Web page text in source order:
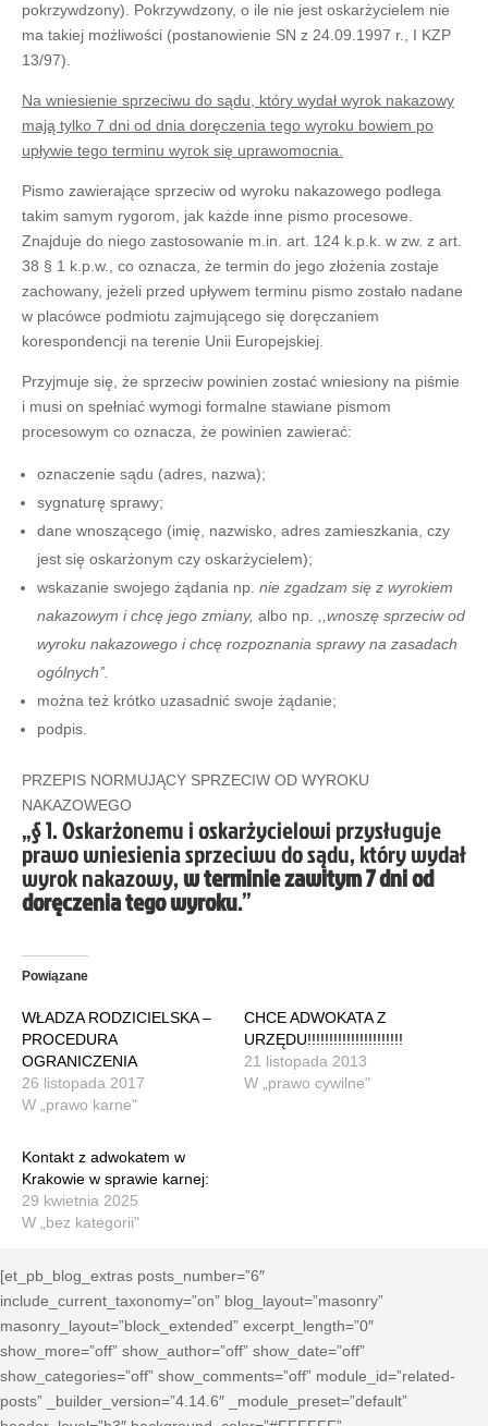
pokrzywdzony). Pokrzywdzony, o ile nie jest oskarżycielem nie
ma takiej możliwości (postanowienie SN z 24.09.1997 r., I KZP
13/97).
Na wniesienie sprzeciwu do sądu, który wydał wyrok nakazowy
mają tylko 7 dni od dnia doręczenia tego wyroku bowiem po
upływie tego terminu wyrok się uprawomocnia.
Pismo zawierające sprzeciw od wyroku nakazowego podlega
takim samym rygorom, jak każde inne pismo procesowe.
Znajduje do niego zastosowanie m.in. art. 124 k.p.k. w zw. z art.
38 § 1 k.p.w., co oznacza, że termin do jego złożenia zostaje
zachowany, jeżeli przed upływem terminu pismo zostało nadane
w placówce podmiotu zajmującego się doręczaniem
korespondencji na terenie Unii Europejskiej.
Przyjmuje się, że sprzeciw powinien zostać wniesiony na piśmie
i musi on spełniać wymogi formalne stawiane pismom
procesowym co oznacza, że powinien zawierać:
oznaczenie sądu (adres, nazwa);
sygnaturę sprawy;
dane wnoszącego (imię, nazwisko, adres zamieszkania, czy
jest się oskarżonym czy oskarżycielem);
wskazanie swojego żądania np. nie zgadzam się z wyrokiem
nakazowym i chcę jego zmiany, albo np.
,,wnoszę sprzeciw od
wyroku nakazowego i chcę rozpoznania sprawy na zasadach
ogólnych’’.
można też krótko uzasadnić swoje żądanie;
podpis.
PRZEPIS NORMUJĄCY SPRZECIW OD WYROKU
NAKAZOWEGO
„§ 1. Oskarżonemu i oskarżycielowi przysługuje
prawo wniesienia sprzeciwu do sądu, który wydał
wyrok nakazowy,w terminie zawitym 7 dni od
doręczenia tego wyroku.”
Powiązane
WŁADZA RODZICIELSKA –
PROCEDURA
OGRANICZENIA
26 listopada 2017
W „prawo karne"
CHCE ADWOKATA Z
URZĘDU!!!!!!!!!!!!!!!!!!!!!!
21 listopada 2013
W „prawo cywilne"
Kontakt z adwokatem w
Krakowie w sprawie karnej:
29 kwietnia 2025
W „bez kategorii"
[et_pb_blog_extras posts_number=”6″
include_current_taxonomy=”on” blog_layout=”masonry”
masonry_layout=”block_extended” excerpt_length=”0″
show_more=”off” show_author=”off” show_date=”off”
show_categories=”off” show_comments=”off” module_id=”related-
posts” _builder_version=”4.14.6″ _module_preset=”default”